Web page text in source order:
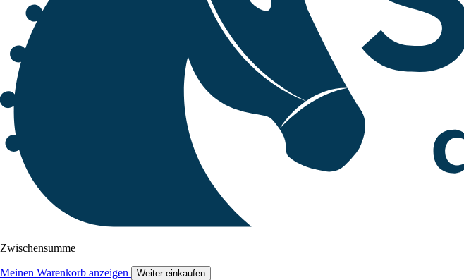
Zwischensumme
Meinen Warenkorb anzeigen Weiter einkaufen